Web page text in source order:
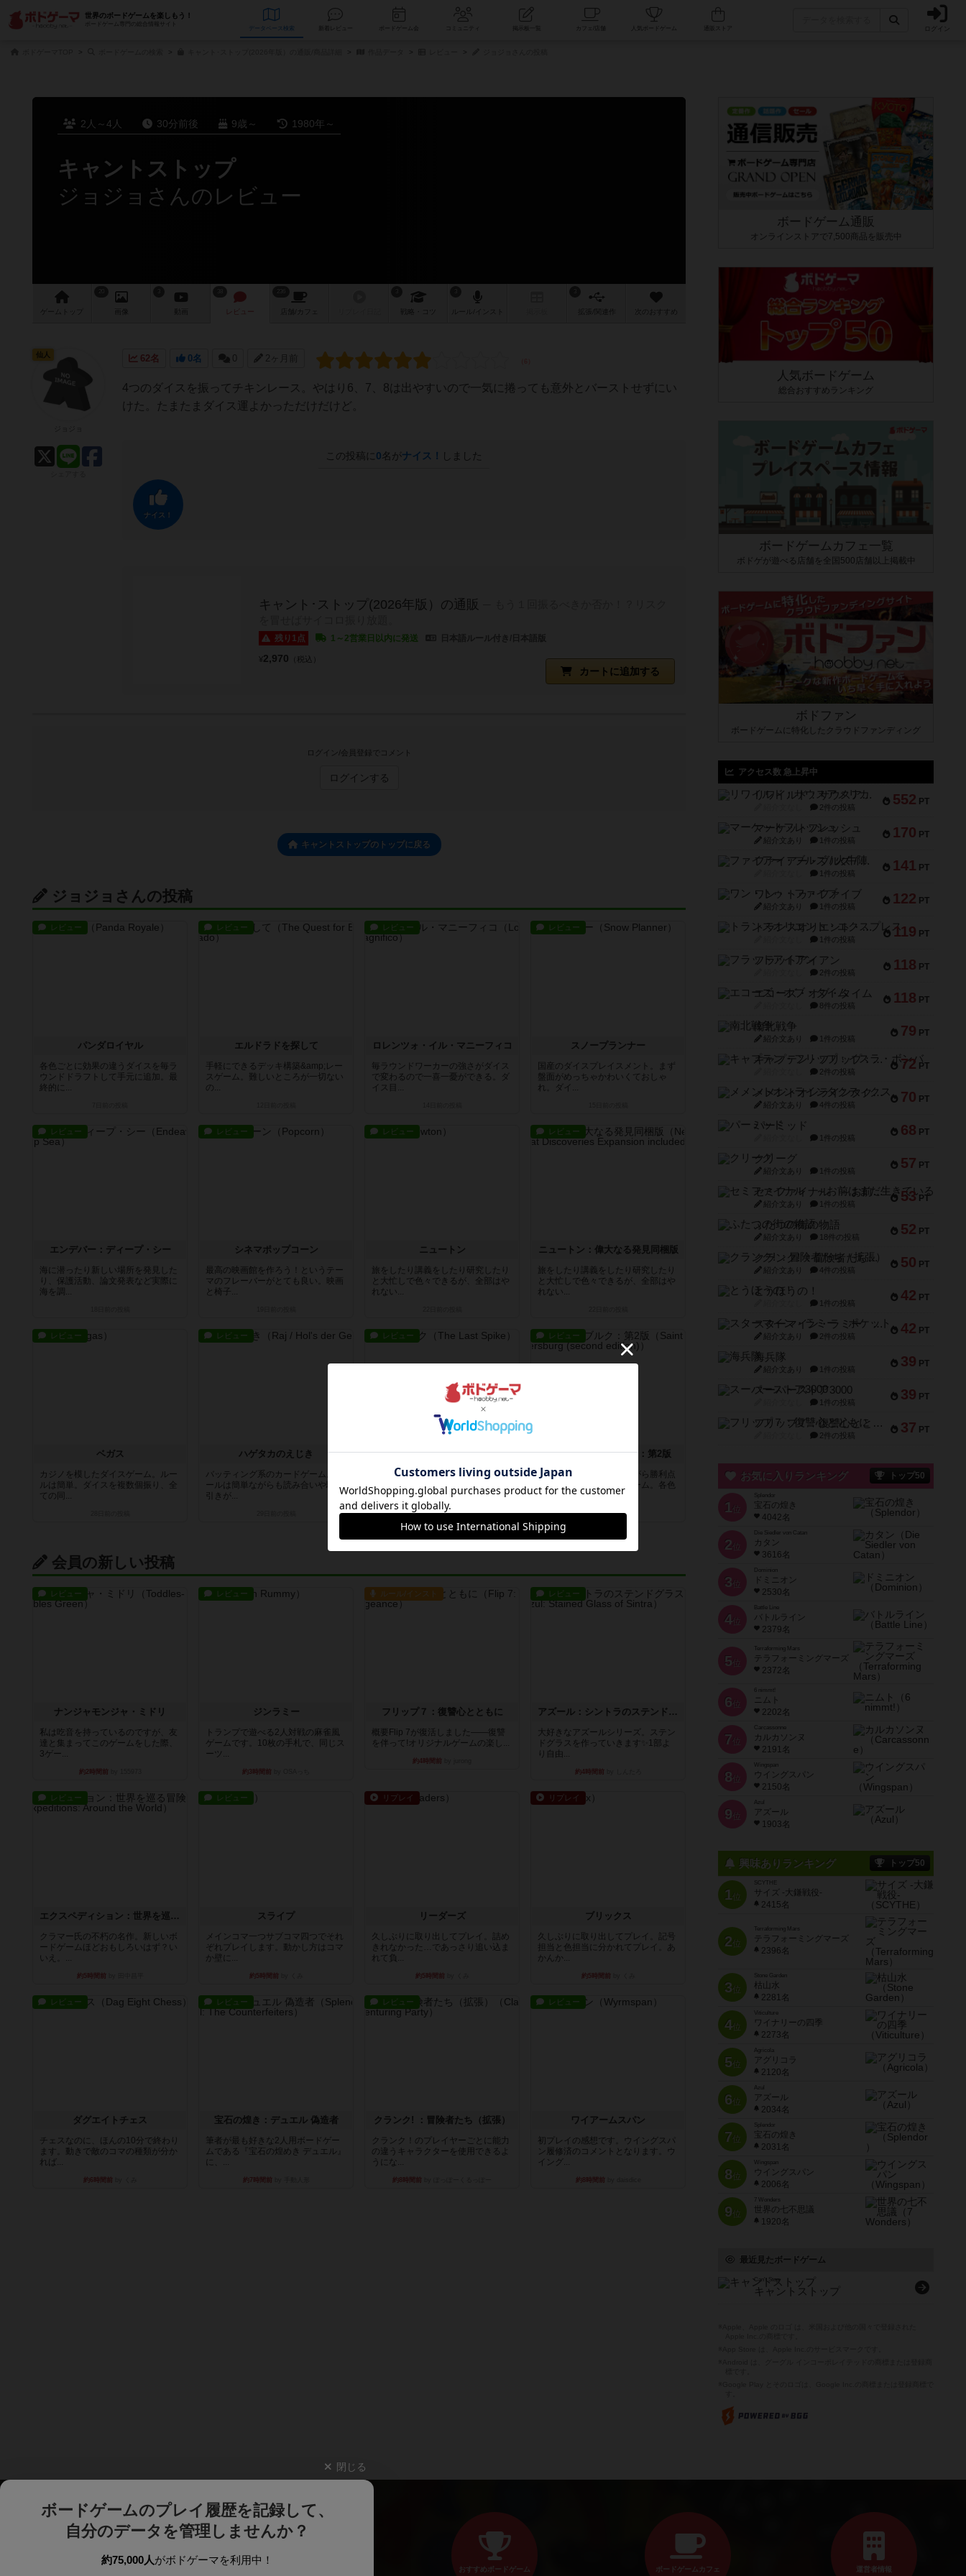
世界のボードゲームを楽しもう！
ボードゲーム専門の総合情報サイト
データベース コミュニティ 人気ボードゲーム ログイン
2人～4人 30分前後 9歳～ 1980年～
キャントストップ
ジョジョさんのレビュー
ゲーム 画像 レビュー 店舗/ カフェ 戦略 作 次のおすすめ
62名 0名 0 2ヶ月前
4つのダイスを振ってチキンレース。やはり6、7、8は出やすいので一気に捲っても意外とバーストせずにい
けた。たまたまダイス運よかっただけだけど。
この投稿に 0名がナイス！ しました
ナイス！
キャント･ストップ(2026年版）の通販
残り1点 1～2営業日以内に発送
カートに追加する
¥2,970 （税込）
仙人
ログイン/会員登録でコメント
ログインする
キャントストップのトップに戻る
ジョジョさんの投稿
レビュー
パンダロイヤル
各色ごとに効果の違うダイスを毎ラ
ウンドドラフトして手元に追加。最
終的に...
レビュー
エルドラドを探して
手軽にできるデッキ構築&amp;レー
スゲーム。難しいところが一切ない
の...
レビュー
ロレンツォ・イル・マニーフィコ
毎ラウンドワーカーの強さがダイス
で変わるので一喜一憂ができる。ダ
イス目...
レビュー
スノープランナー
国産のダイスプレイスメント。まず
盤面がめっちゃかわいくておしゃ
れ。ダイ...
レビュー
エンデバー：ディープ・シー
海に潜ったり新しい場所を発見した
り、保護活動、論文発表など実際に
海を調...
レビュー
シネマポップコーン
最高の映画館を作ろう！というテー
マのフレーバーがとても良い。映画
と椅子...
レビュー
ニュートン
旅をしたり講義をしたり研究したり
と大忙しで色々できるが、全部はや
れない...
レビュー
ニュートン：偉大なる発見同梱版
旅をしたり講義をしたり研究したり
と大忙しで色々できるが、全部はや
れない...
レビュー
ベガス
カジノを模したダイスゲーム。ルー
ルは簡単。ダイスを複数個振り、全
ての同...
レビュー
ハゲタカのえじき
バッティング系のカードゲーム。ル
ールは簡単ながらも読み合いや駆け
引きが...
レビュー
ラスト・スパイク
所定の位置に線路を引いて株券を買
い、決算時にお金を稼いでいくゲー
ム。線...
約1ヶ月前の投稿
レビュー
サンクトペテルブルク：第2版
各色のカードを購入しながら勝利点
を稼いでいくお買い物ゲーム。各色
毎に決...
約1ヶ月前の投稿
会員の新しい投稿
レビュー
ナンジャモンジャ・ミドリ
私は吃音を持っているのですが、友
達と集まってこのゲームをした際、
3ゲー...
約2時間前
レビュー
ジンラミー
トランプで遊べる2人対戦の麻雀風
ゲームです。10枚の手札で、同じス
ーツ...
約3時間前
ルール/インスト
フリップ７：復讐心とともに
概要Flip 7が復活しました――復讐
を伴って!オリジナルゲームの楽し...
約4時間前
レビュー
アズール：シントラのステンドグラス
大好きなアズールシリーズ。ステン
ドグラスを作っていきます✨1部よ
り自由...
約4時間前
レビュー
エクスペディション：世界を巡る冒険
クラマー氏の不朽の名作。新しいボ
ードゲームほどおもしろいはず？い
いえ。...
約5時間前
レビュー
スライプ
メインコマ一つサブコマ四つでそれ
ぞれプレイします。動かし方はコマ
か壁に...
約5時間前
リプレイ
リーダーズ
久しぶりに取り出してプレイ。詰め
きれなかった…であっさり追い込ま
れて負...
約5時間前
リプレイ
ブリックス
久しぶりに取り出してプレイ。記号
担当と色担当に分かれてプレイ。あ
かんか...
約5時間前
レビュー
ダグエイトチェス
チェスなのに、ほんの10分で終わり
ます。動きで敵のコマの種類が分か
れば...
約6時間前
レビュー
宝石の煌き：デュエル 偽造者
筆者が最も好きな2人用ボードゲー
ムである『宝石の煌めき デュエル』
に、...
約7時間前
レビュー
クランク! ：冒険者たち（拡張）
クランク！のプレイヤーごとに能力
の違うキャラクターを使用できるよ
うにな...
約8時間前
レビュー
ワイアームスパン
初プレイの感想です。ウイングスパ
ン履修済のコメントとなります。ウ
イング...
約8時間前
ボードゲーム通販
オンラインストアで7,500商品を販売中
人気ボードゲーム
総合おすすめランキング
ボードゲームカフェ一覧
ボドゲが遊べる店舗を全国500店舗以上掲載中
ボドファン
ボードゲームに特化したクラウドファンディング
アクセス数 急上昇中
552 PT
リワイルド：サウスアメリカ
2件の投稿
170 PT
マーケットフレッシュ
紹介文あり 1件の投稿
141 PT
ファイアー・ブルズ / 火牛陣
1件の投稿
122 PT
ワン・トゥ・ファイブ
紹介文あり 1件の投稿
119 PT
トランスオリエント・エクスプレス
1件の投稿
118 PT
フラットアイアン
2件の投稿
118 PT
エコーズ・オブ・タイム
8件の投稿
79 PT
南北戦争
紹介文あり 1件の投稿
72 PT
キャプテン・フリップ：イスラ・ボンバ
2件の投稿
70 PT
メメントオンラインタクティクス
紹介文あり 4件の投稿
68 PT
パーミッド
1件の投稿
57 PT
クリーグ
紹介文あり 1件の投稿
53 PT
セミファイナル ～お前はまだ生きている～
紹介文あり 1件の投稿
52 PT
ふたつの街の物語
紹介文あり 18件の投稿
50 PT
クランク! ：冒険者たち（拡張）
紹介文あり 4件の投稿
42 PT
とうほうの！
1件の投稿
42 PT
スターマイン・ラミー ポケット
紹介文あり 2件の投稿
39 PT
海兵隊
紹介文あり 1件の投稿
39 PT
スーパーストア3000
1件の投稿
37 PT
フリップ７：復讐心とともに
2件の投稿
お気に入りランキング トップ50
1 位
宝石の煌き
4042名
2 位
Die Siedler von Catan
カタン
3616名
3 位
ドミニオン
2530名
4位
Battle Line
バトルライン
2379名
5 位
Terraforming Mars
テラフォーミングマーズ
2372名
6 位
ニムト
2202名
7 位
Carcassonne
カルカソンヌ
2191名
8 位
Wingspan
ウイングスパン
2150名
9 位
Azul
アズール
1903名
興味ありランキング トップ50
1位
SCYTHE
サイズ -大鎌戦役-
2415名
2位
Terraforming Mars
テラフォーミングマーズ
2396名
3位
Stone Garden
枯山水
2281名
4位
Viticulture
ワイナリーの四季
2273名
5位
Agricola
アグリコラ
2120名
6位
Azul
アズール
2034名
7位
宝石の煌き
2031名
8位
Wingspan
ウイングスパン
2006名
9位
7 Wonders
世界の七不思議
1920名
最近見たボードゲーム
Can't Stop
キャントストップ
閉じる
ボードゲームのプレイ履歴を記録して、
自分のデータを管理しませんか？
約75,000人がボドゲーマを利用中！
おすすめボードゲーム ボードゲームカフェ 運営者情報